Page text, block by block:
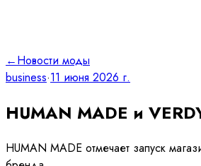
←Новости моды
business·11 июня 2026 г.
HUMAN MADE и
HUMAN MADE отмечает запуск